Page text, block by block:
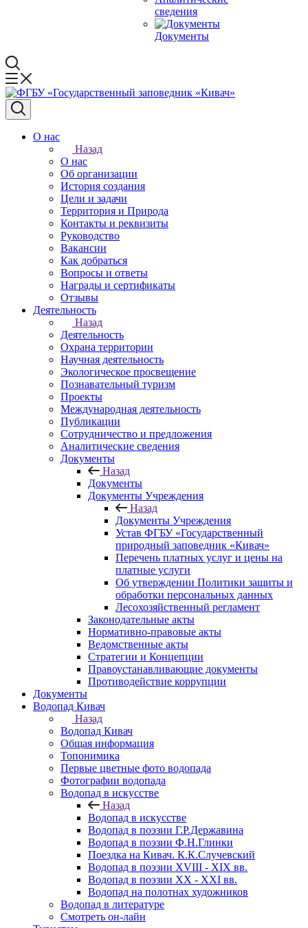
сведения
Документы
О нас
Назад
О нас
Об организации
История создания
Цели и задачи
Территория и Природа
Контакты и реквизиты
Руководство
Вакансии
Как добраться
Вопросы и ответы
Награды и сертификаты
Отзывы
Деятельность
Назад
Деятельность
Охрана территории
Научная деятельность
Экологическое просвещение
Познавательный туризм
Проекты
Международная деятельность
Публикации
Сотрудничество и предложения
Аналитические сведения
Документы
Назад
Документы
Документы Учреждения
Назад
Документы Учреждения
Устав ФГБУ «Государственный
природный заповедник «Кивач»
Перечень платных услуг и цены на
платные услуги
Об утверждении Политики защиты и
обработки персональных данных
Лесохозяйственный регламент
Законодательные акты
Нормативно-правовые акты
Ведомственные акты
Стратегии и Концепции
Правоустанавливающие документы
Противодействие коррупции
Документы
Водопад Кивач
Назад
Водопад Кивач
Общая информация
Топонимика
Первые цветные фото водопада
Фотографии водопада
Водопад в искусстве
Назад
Водопад в искусстве
Водопад в поэзии Г.Р.Державина
Водопад в поэзии Ф.Н.Глинки
Поездка на Кивач. К.К.Случевский
Водопад в поэзии XVIII - XIX вв.
Водопад в поэзии XX - XXI вв.
Водопад на полотнах художников
Водопад в литературе
Смотреть он-лайн